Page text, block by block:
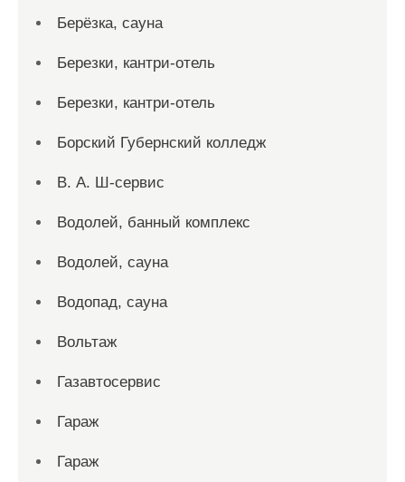
Берёзка, сауна
Березки, кантри-отель
Березки, кантри-отель
Борский Губернский колледж
В. А. Ш-сервис
Водолей, банный комплекс
Водолей, сауна
Водопад, сауна
Вольтаж
Газавтосервис
Гараж
Гараж